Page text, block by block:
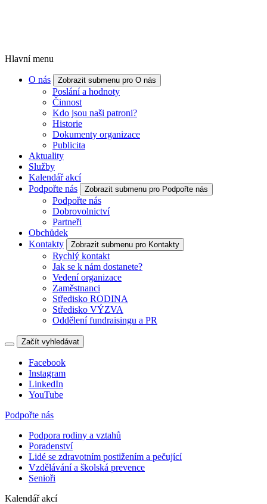
Hlavní menu
O nás Zobrazit submenu pro O nás
Poslání a hodnoty
Činnost
Kdo jsou naši patroni?
Historie
Dokumenty organizace
Publicita
Aktuality
Služby
Kalendář akcí
Podpořte nás
Zobrazit submenu pro Podpořte nás
Podpořte nás
Dobrovolnictví
Partneři
Obchůdek
Kontakty
Zobrazit submenu pro Kontakty
Rychlý kontakt
Jak se k nám dostanete?
Vedení organizace
Zaměstnanci
Středisko RODINA
Středisko VÝZVA
Oddělení fundraisingu a PR
Začít vyhledávat
Facebook
Instagram
LinkedIn
YouTube
Podpořte nás
Podpora rodiny a vztahů
Poradenství
Lidé se zdravotním postižením a pečující
Vzdělávání a školská prevence
Senioři
Kalendář akcí